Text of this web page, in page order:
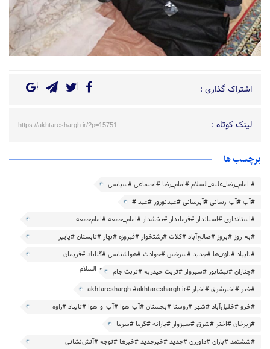
اشتراک گذاری :
لینک کوتاه : https://akhtareshargh.ir/?p=15751
برچسب ها
# امام_رضا_علیه_السلام #امام_رضا #اجتماعی #سیاسی
#آب #آب_رسانی #آب‎رسانی #عیدنوروز #عید #
#استانداری #استاندار #فرماندار #بخشدار #امام_جمعه #امام‌جمعه
#مسجد_گوهر_شاد #باخرز
#به_روز #بروز #صالح‌آباد #کلات #رشتخوار #فیروزه #بهار #تابستان #پاییز
#زمستان
#تایباد #تازه_ها #جدید #سرخس #حوادث #هواشناسی #گناباد #فریمان
#شهرستان #شهرداری #فریمان #حرم #حرم_امام_رضا_علیه_السلام
#چناران #نیشابور #سبزوار #تربت حیدریه #تربت جام
#خبر #اخترشرق #اخبار #akhtareshargh #akhtareshargh.ir
#خرو #خلیل‌آباد #شهر #روستا #بجستان #آب‌_هوا #آب_و_هوا #تایباد #زاوه
#جغتای
#زبرخان #اختر #شرق #سبزوار #یارانه #گرما #سرما
#ششتمد #باران #داورزن #جدید #خبرجدید #خبرها #توجه #آتش‌نشانی